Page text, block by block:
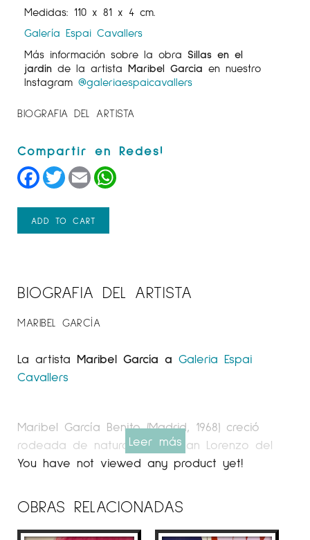
Medidas: 110 x 81 x 4 cm.
Galería Espai Cavallers
Más información sobre la obra Sillas en el
jardín de la artista Maribel García en nuestro
Instagram @galeriaespaicavallers
BIOGRAFIA DEL ARTISTA
Facebook
TwitterEmail
ADD TO CART
BIOGRAFIA DEL ARTISTA
MARIBEL GARCÍA
La artista Maribel García a Galeria Espai
Cavallers
Maribel García Benito (Madrid, 1968) creció
rodeada de naturaleza en San Lorenzo del
Escorial, una ciudad enclavada en la sierra
profunda atracción por la creación y la
expresión artística. Sus estudios formales la
llevaron a licenciarse en Arquitectura de
Leer más
You have not viewed any product yet!
OBRAS RELACIONADAS